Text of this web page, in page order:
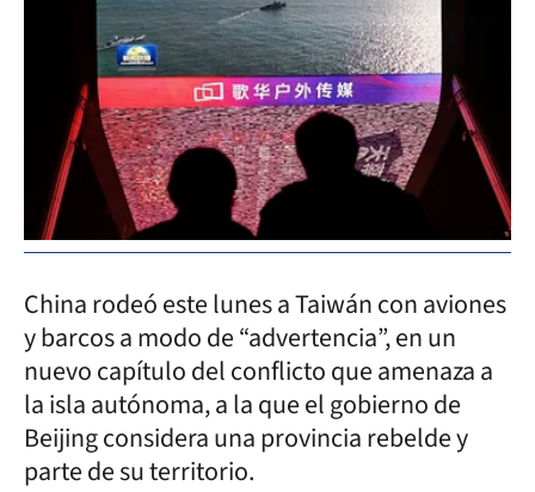
China rodeó este lunes a Taiwán con aviones
y barcos a modo de “advertencia”, en un
nuevo capítulo del conflicto que amenaza a
la isla autónoma, a la que el gobierno de
Beijing considera una provincia rebelde y
parte de su territorio.